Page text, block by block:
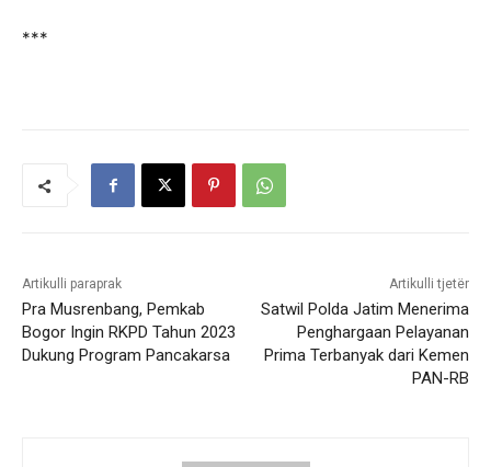
***
Artikulli paraprak
Pra Musrenbang, Pemkab
Bogor Ingin RKPD Tahun 2023
Dukung Program Pancakarsa
Artikulli tjetër
Satwil Polda Jatim Menerima
Penghargaan Pelayanan
Prima Terbanyak dari Kemen
PAN-RB